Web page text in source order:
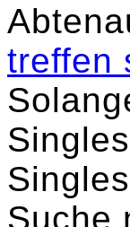
treffen
Suche